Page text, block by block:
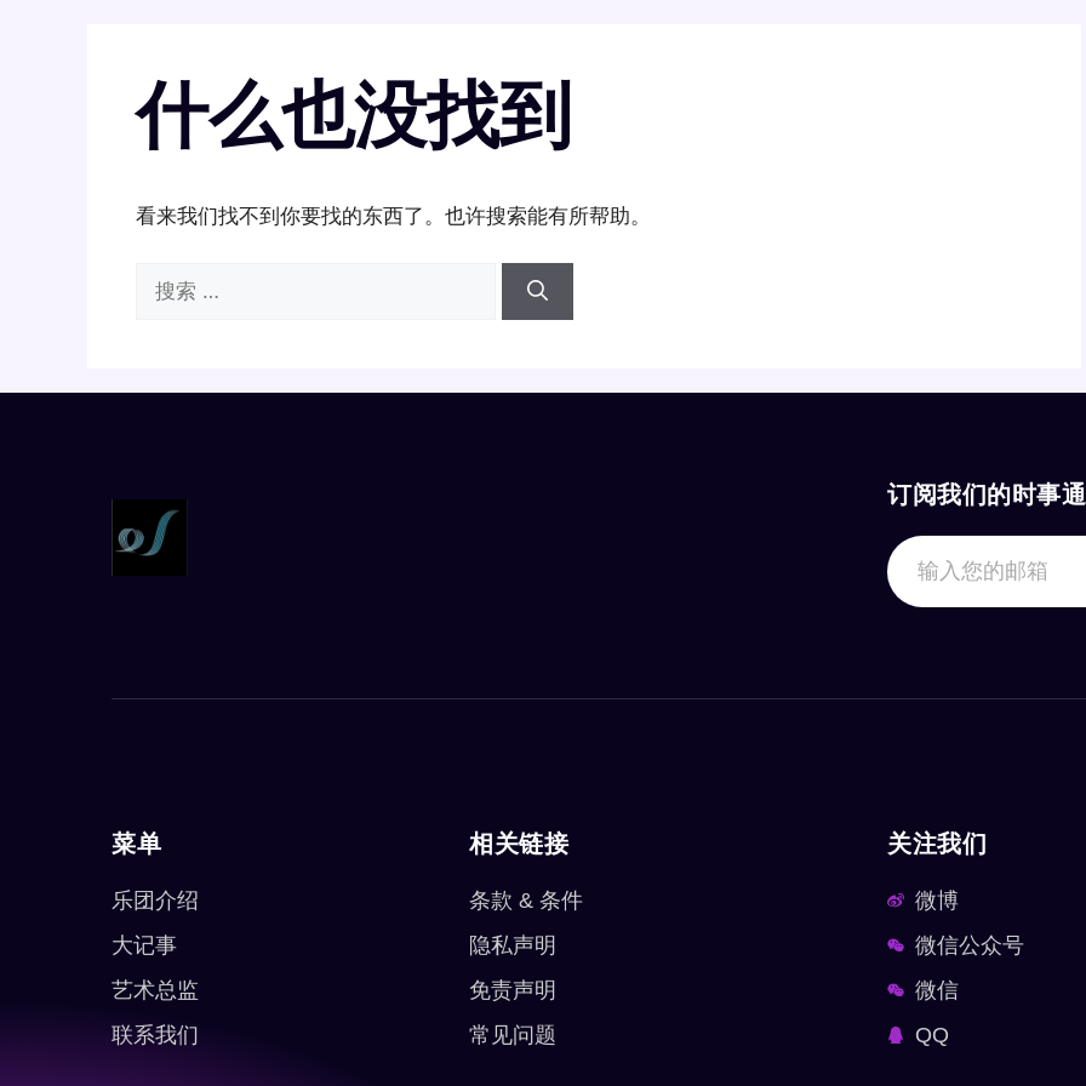
什么也没找到
看来我们找不到你要找的东西了。也许搜索能有所帮助。
订阅我们的时事
菜单
乐团介绍
大记事
艺术总监
联系我们
相关链接
条款 & 条件
隐私声明
免责声明
常见问题
关注我们
微博
微信公众号
微信
QQ